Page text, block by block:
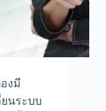
งมี
นระบบ